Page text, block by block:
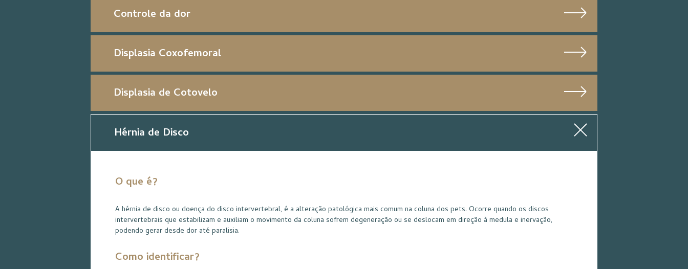
Controle da dor
Displasia Coxofemoral
Displasia de Cotovelo
Hérnia de Disco
O que é?
A hérnia de disco ou doença do disco intervertebral, é a alteração patológica mais comum na coluna dos pets. Ocorre quando os discos
intervertebrais que estabilizam e auxiliam o movimento da coluna sofrem degeneração ou se deslocam em direção à medula e inervação,
podendo gerar desde dor até paralisia.
Como identificar?